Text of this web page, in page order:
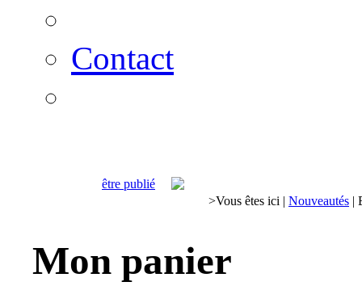
Contact
être publié
>Vous êtes ici | Nouveautés |
Mon panier